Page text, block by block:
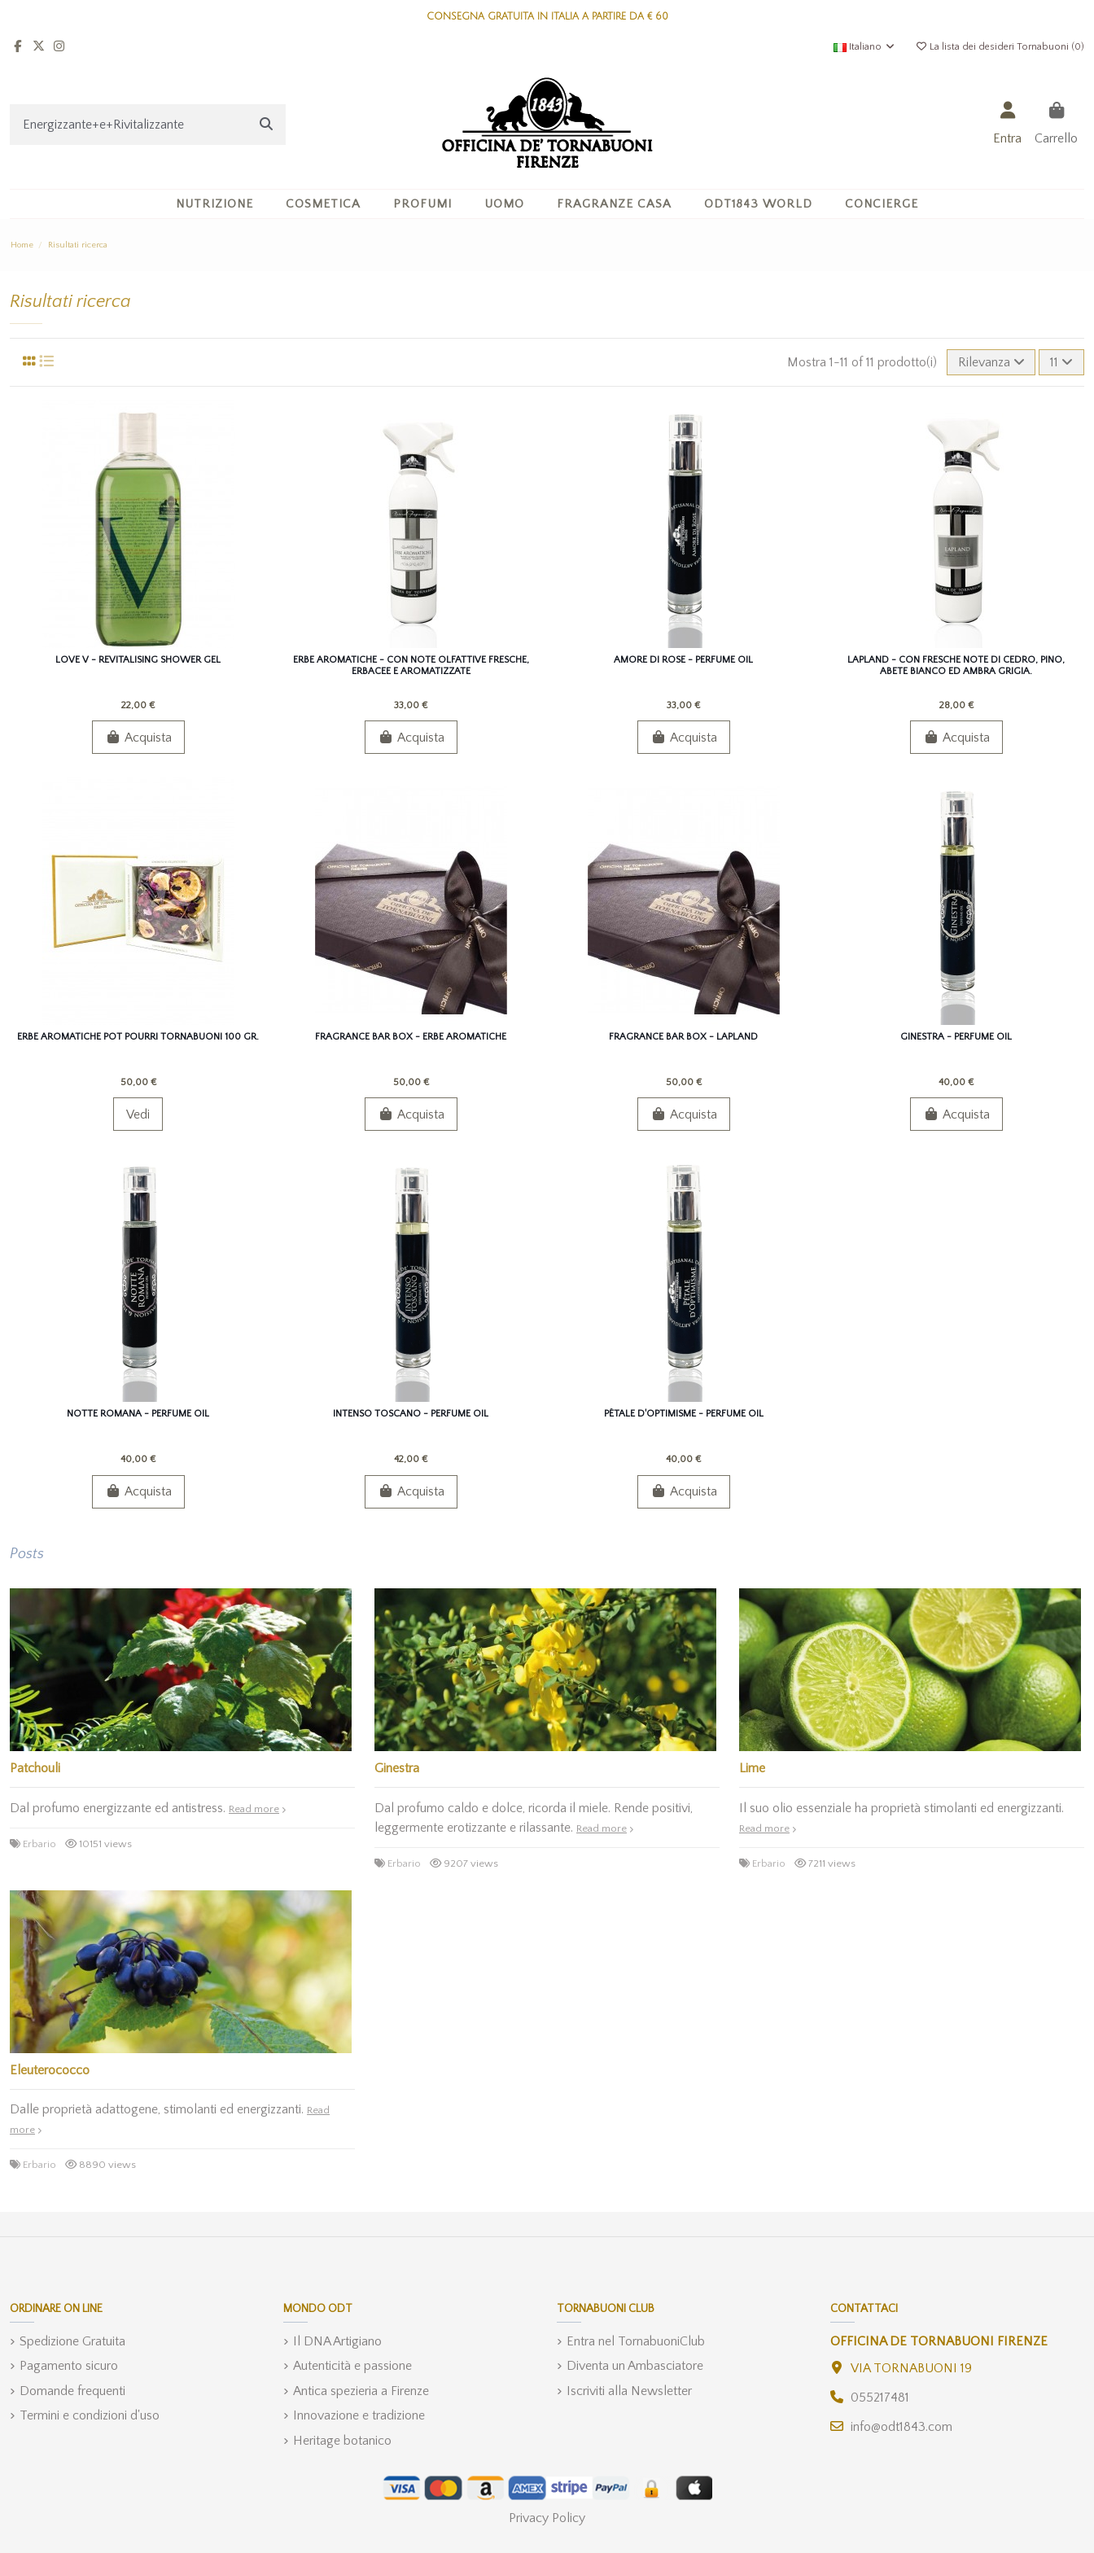
CONSEGNA GRATUITA IN ITALIA A PARTIRE DA € 60
Italiano La lista dei desideri Tornabuoni (0)
Entra Carrello
NUTRIZIONE COSMETICA PROFUMI UOMO FRAGRANZE CASA ODT1843 WORLD CONCIERGE
Home Risultati ricerca
Risultati ricerca
Mostra 1-11 of 11 prodotto(i) Rilevanza 11
LOVE V - REVITALISING SHOWER GEL
22,00 €
Acquista
ERBE AROMATICHE - CON NOTE OLFATTIVE FRESCHE,
ERBACEE E AROMATIZZATE
33,00 €
Acquista
AMORE DI ROSE - PERFUME OIL
33,00 €
Acquista
LAPLAND - CON FRESCHE NOTE DI CEDRO, PINO,
ABETE BIANCO ED AMBRA GRIGIA.
28,00 €
Acquista
ERBE AROMATICHE POT POURRI TORNABUONI 100 GR.
50,00 €
Vedi
FRAGRANCE BAR BOX - ERBE AROMATICHE
50,00 €
Acquista
FRAGRANCE BAR BOX - LAPLAND
50,00 €
Acquista
GINESTRA - PERFUME OIL
40,00 €
Acquista
NOTTE ROMANA - PERFUME OIL
40,00 €
Acquista
INTENSO TOSCANO - PERFUME OIL
42,00 €
Acquista
PÉTALE D'OPTIMISME - PERFUME OIL
40,00 €
Acquista
Posts
Patchouli
Dal profumo energizzante ed antistress. Read more
Erbario 10151 views
Ginestra
Dal profumo caldo e dolce, ricorda il miele. Rende positivi,
leggermente erotizzante e rilassante. Read more
Erbario 9207 views
Lime
Il suo olio essenziale ha proprietà stimolanti ed energizzanti.
Read more
Erbario 7211 views
Eleuterococco
Dalle proprietà adattogene, stimolanti ed energizzanti. Read
more
Erbario 8890 views
ORDINARE ON LINE
Spedizione Gratuita
Pagamento sicuro
Domande frequenti
Termini e condizioni d'uso
MONDO ODT
Il DNA Artigiano
Autenticità e passione
Antica spezieria a Firenze
Innovazione e tradizione
Heritage botanico
TORNABUONI CLUB
Entra nel TornabuoniClub
Diventa un Ambasciatore
Iscriviti alla Newsletter
CONTATTACI
OFFICINA DE TORNABUONI FIRENZE
VIA TORNABUONI 19
055217481
info@odt1843.com
Privacy Policy